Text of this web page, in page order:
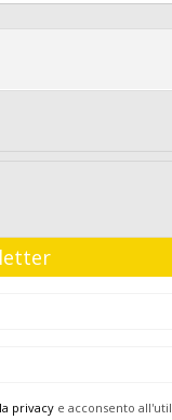
privacy e acconsento